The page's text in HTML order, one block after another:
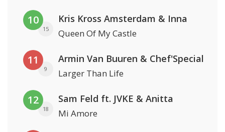
10
15
Kris Kross Amsterdam & Inna
Queen Of My Castle
11
9
Armin Van Buuren & Chef'Special
Larger Than Life
12
18
Sam Feld ft. JVKE & Anitta
Mi Amore